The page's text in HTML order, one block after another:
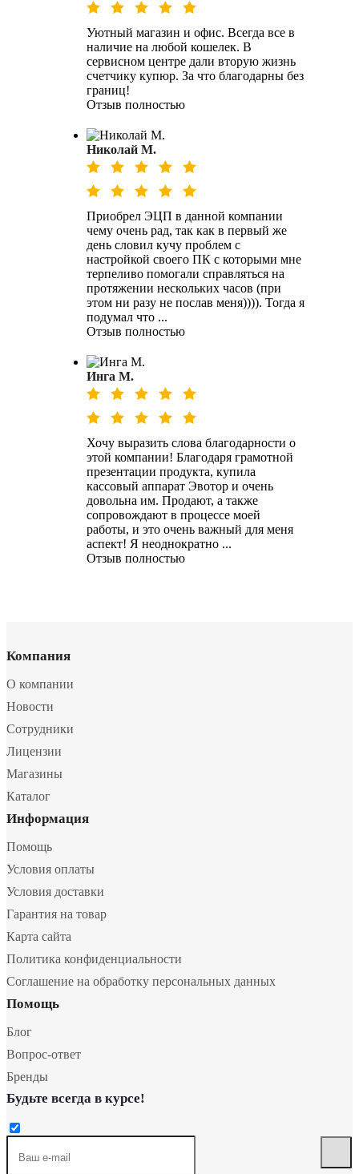
Уютный магазин и офис. Всегда все в
наличие на любой кошелек. В
сервисном центре дали вторую жизнь
счетчику купюр. За что благодарны без
границ!
Отзыв полностью
Николай М.
Приобрел ЭЦП в данной компании
чему очень рад, так как в первый же
день словил кучу проблем с
настройкой своего ПК с которыми мне
терпеливо помогали справляться на
протяжении нескольких часов (при
этом ни разу не послав меня)))). Тогда я
подумал что ...
Отзыв полностью
Инга М.
Хочу выразить слова благодарности о
этой компании! Благодаря грамотной
презентации продукта, купила
кассовый аппарат Эвотор и очень
довольна им. Продают, а также
сопровождают в процессе моей
работы, и это очень важный для меня
аспект! Я неоднократно ...
Отзыв полностью
Компания
О компании
Новости
Сотрудники
Лицензии
Магазины
Каталог
Информация
Помощь
Условия оплаты
Условия доставки
Гарантия на товар
Карта сайта
Политика конфиденциальности
Соглашение на обработку персональных данных
Помощь
Блог
Вопрос-ответ
Бренды
Будьте всегда в курсе!